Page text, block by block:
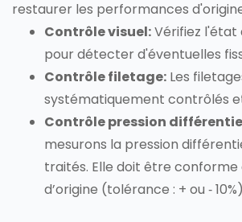
restaurer les performances
Contrôle visuel:Vérifiez l'état
pour détecter d'éventuelles
Contrôle filetage: Les
systématiquement contrôlés
Contrôle pression
mesurons la pression
traités. Elle doit être conforme
d’origine (tolérance : + ou ‐